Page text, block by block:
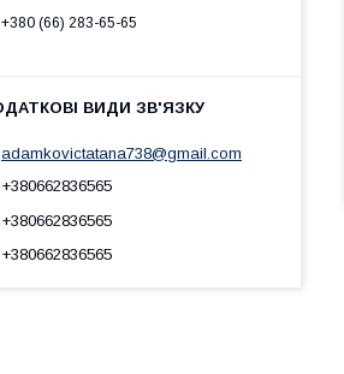
+380 (66) 283-65-65
adamkovictatana738@gmail.com
+380662836565
+380662836565
+380662836565